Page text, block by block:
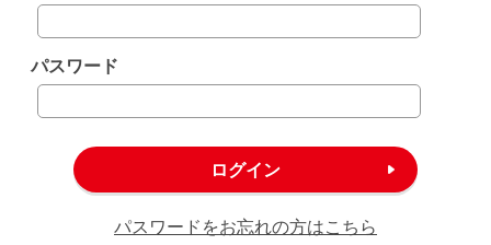
パスワード
パスワードをお忘れの方はこちら